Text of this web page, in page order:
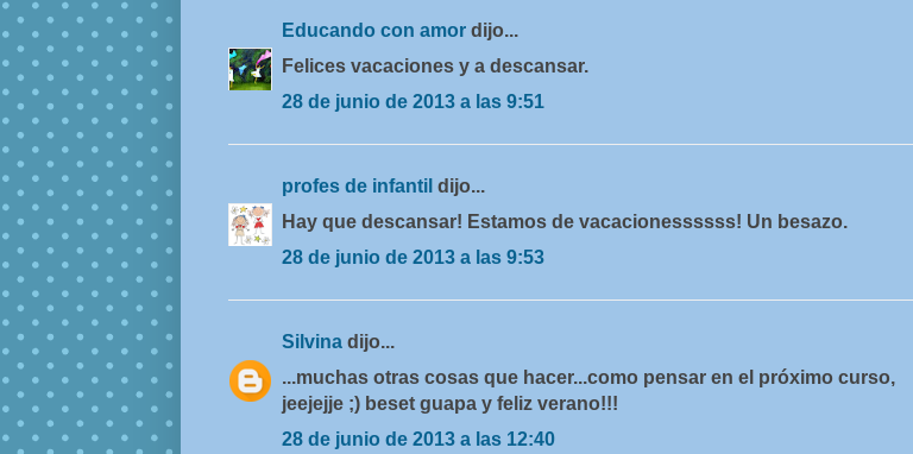
Educando con amor dijo...
Felices vacaciones y a descansar.
28 de junio de 2013 a las 9:51
profes de infantil dijo...
Hay que descansar! Estamos de vacacionessssss! Un besazo.
28 de junio de 2013 a las 9:53
Silvina dijo...
...muchas otras cosas que hacer...como pensar en el próximo curso,
jeejejje ;) beset guapa y feliz verano!!!
28 de junio de 2013 a las 12:40